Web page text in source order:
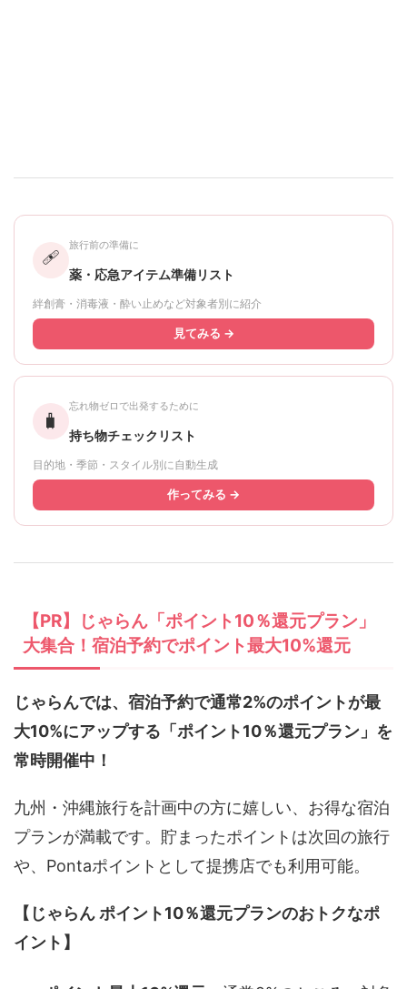
🩹
旅行前の準備に
薬・応急アイテム準備リスト
絆創膏・消毒液・酔い止めなど対象者別に紹介
見てみる →
🧳
忘れ物ゼロで出発するために
持ち物チェックリスト
目的地・季節・スタイル別に自動生成
作ってみる →
【PR】じゃらん「ポイント10％還元プラン」
大集合！宿泊予約でポイント最大10%還元
じゃらんでは、宿泊予約で通常2%のポイントが最
大10%にアップする「ポイント10％還元プラン」を
常時開催中！
九州・沖縄旅行を計画中の方に嬉しい、お得な宿泊
プランが満載です。貯まったポイントは次回の旅行
や、Pontaポイントとして提携店でも利用可能。
【じゃらん ポイント10％還元プランのおトクなポ
イント】